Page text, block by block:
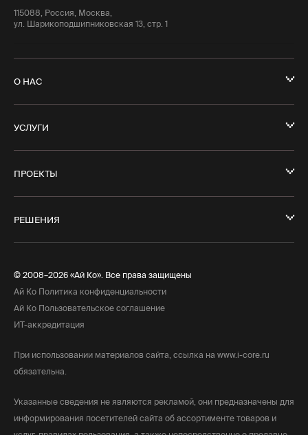
115088, Россия, Москва,
ул. Шарикоподшипниковская 13, стр. 1
О НАС
УСЛУГИ
ПРОЕКТЫ
РЕШЕНИЯ
© 2008–2026 «Ай Ко». Все права защищены
Ай Ко Политика конфиденциальности
Ай Ко Пользовательское соглашение
ИТ-аккредитация
При использовании материалов сайта, ссылка на www.i-core.ru
обязательна.
Указанные сведения не являются рекламой, они предназначены для
информирования посетителей сайта об ассортименте товаров и